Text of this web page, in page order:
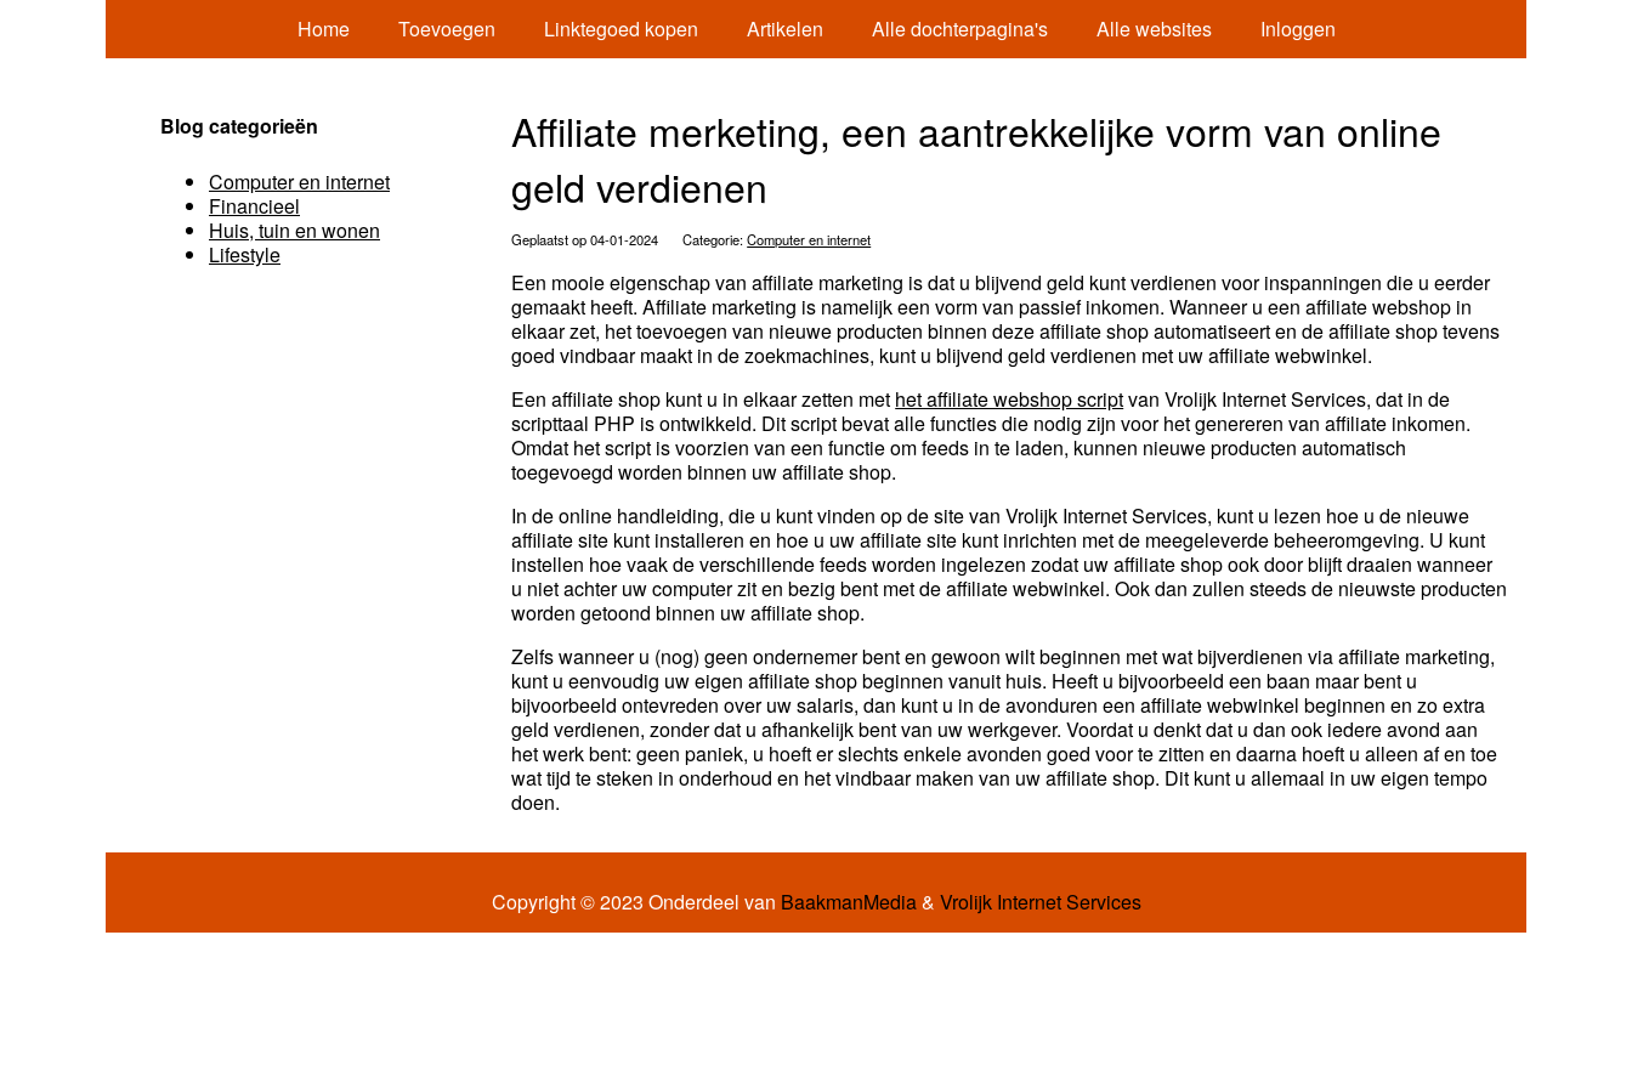
Home Toevoegen Linktegoed kopen Artikelen Alle dochterpagina's Alle websites Inloggen
Affiliate merketing, een aantrekkelijke vorm van online
geld verdienen
Geplaatst op 04-01-2024 Categorie:Computer en internet
Een mooie eigenschap van affiliate marketing is dat u blijvend geld kunt verdienen voor inspanningen die u eerder
gemaakt heeft. Affiliate marketing is namelijk een vorm van passief inkomen. Wanneer u een affiliate webshop in
elkaar zet, het toevoegen van nieuwe producten binnen deze affiliate shop automatiseert en de affiliate shop tevens
goed vindbaar maakt in de zoekmachines, kunt u blijvend geld verdienen met uw affiliate webwinkel.
Een affiliate shop kunt u in elkaar zetten met het affiliate webshop scriptvan Vrolijk Internet Services, dat in de
scripttaal PHP is ontwikkeld. Dit script bevat alle functies die nodig zijn voor het genereren van affiliate inkomen.
Omdat het script is voorzien van een functie om feeds in te laden, kunnen nieuwe producten automatisch
toegevoegd worden binnen uw affiliate shop.
In de online handleiding, die u kunt vinden op de site van Vrolijk Internet Services, kunt u lezen hoe u de nieuwe
affiliate site kunt installeren en hoe u uw affiliate site kunt inrichten met de meegeleverde beheeromgeving. U kunt
instellen hoe vaak de verschillende feeds worden ingelezen zodat uw affiliate shop ook door blijft draaien wanneer
u niet achter uw computer zit en bezig bent met de affiliate webwinkel. Ook dan zullen steeds de nieuwste producten
worden getoond binnen uw affiliate shop.
Zelfs wanneer u (nog) geen ondernemer bent en gewoon wilt beginnen met wat bijverdienen via affiliate marketing,
kunt u eenvoudig uw eigen affiliate shop beginnen vanuit huis. Heeft u bijvoorbeeld een baan maar bent u
bijvoorbeeld ontevreden over uw salaris, dan kunt u in de avonduren een affiliate webwinkel beginnen en zo extra
geld verdienen, zonder dat u afhankelijk bent van uw werkgever. Voordat u denkt dat u dan ook iedere avond aan
het werk bent: geen paniek, u hoeft er slechts enkele avonden goed voor te zitten en daarna hoeft u alleen af en toe
wat tijd te steken in onderhoud en het vindbaar maken van uw affiliate shop. Dit kunt u allemaal in uw eigen tempo
doen.
Blog categorieën
Computer en internet
Financieel
Huis, tuin en wonen
Lifestyle
Copyright © 2023 Onderdeel van BaakmanMedia& Vrolijk Internet Services